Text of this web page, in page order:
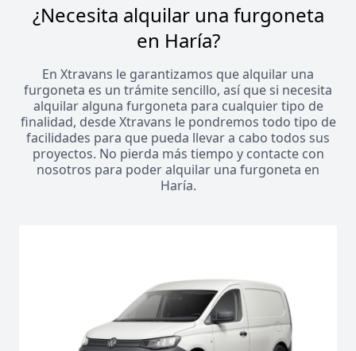
¿Necesita alquilar una furgoneta
en Haría?
En Xtravans le garantizamos que alquilar una
furgoneta es un trámite sencillo, así que si necesita
alquilar alguna furgoneta para cualquier tipo de
finalidad, desde Xtravans le pondremos todo tipo de
facilidades para que pueda llevar a cabo todos sus
proyectos. No pierda más tiempo y contacte con
nosotros para poder alquilar una furgoneta en
Haría.